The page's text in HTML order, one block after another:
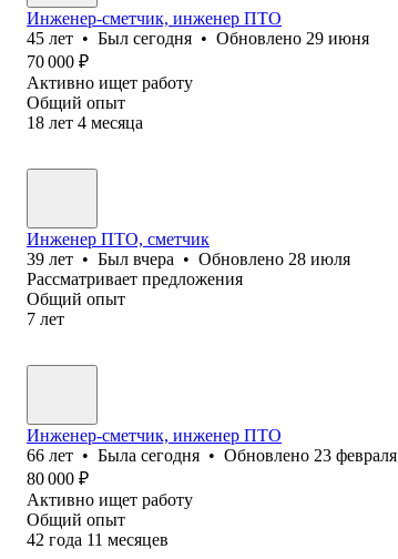
Инженер-сметчик, инженер ПТО
45 лет • Был сегодня • Обновлено 29 июня
70 000 ₽
Активно ищет работу
Общий опыт
18 лет 4 месяца
Инженер ПТО, сметчик
39 лет • Был вчера • Обновлено 28 июля
Рассматривает предложения
Общий опыт
7 лет
Инженер-сметчик, инженер ПТО
66 лет • Была сегодня • Обновлено 23 февраля
80 000 ₽
Активно ищет работу
Общий опыт
42 года 11 месяцев